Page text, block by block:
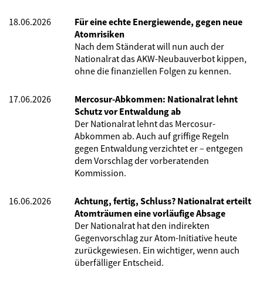
18.06.2026
Für eine echte Energiewende, gegen neue
Atomrisiken
Nach dem Ständerat will nun auch der
Nationalrat das AKW-Neubauverbot kippen,
ohne die finanziellen Folgen zu kennen.
17.06.2026
Mercosur-Abkommen: Nationalrat lehnt
Schutz vor Entwaldung ab
Der Nationalrat lehnt das Mercosur-
Abkommen ab. Auch auf griffige Regeln
gegen Entwaldung verzichtet er – entgegen
dem Vorschlag der vorberatenden
Kommission.
16.06.2026
Achtung, fertig, Schluss? Nationalrat erteilt
Atomträumen eine vorläufige Absage
Der Nationalrat hat den indirekten
Gegenvorschlag zur Atom-Initiative heute
zurückgewiesen. Ein wichtiger, wenn auch
überfälliger Entscheid.